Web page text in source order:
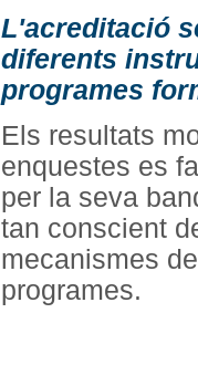
L'acreditació
diferents
programes
Els resultats
enquestes es
per la seva
tan conscient
mecanismes
programes.